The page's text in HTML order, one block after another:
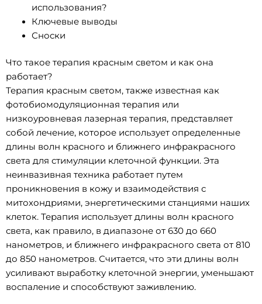
использования?
Ключевые выводы
Сноски
Что такое терапия красным светом и как она
работает?
Терапия красным светом, также известная как
фотобиомодуляционная терапия или
низкоуровневая лазерная терапия, представляет
собой лечение, которое использует определенные
длины волн красного и ближнего инфракрасного
света для стимуляции клеточной функции. Эта
неинвазивная техника работает путем
проникновения в кожу и взаимодействия с
митохондриями, энергетическими станциями наших
клеток. Терапия использует длины волн красного
света, как правило, в диапазоне от 630 до 660
нанометров, и ближнего инфракрасного света от 810
до 850 нанометров. Считается, что эти длины волн
усиливают выработку клеточной энергии, уменьшают
воспаление и способствуют заживлению.